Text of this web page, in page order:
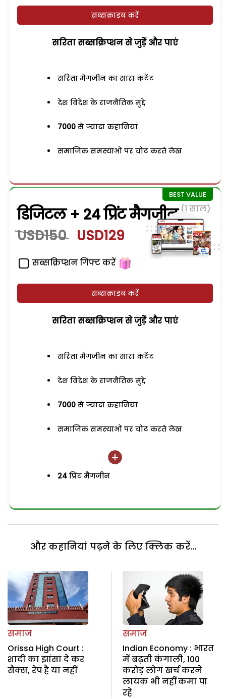
सब्सक्राइब करें
सरिता सब्सक्रिप्शन से जुड़ेें और पाएं
सरिता मैगजीन का सारा कंटेंट
देश विदेश के राजनैतिक मुद्दे
7000 से ज्यादा कहानियां
समाजिक समस्याओं पर चोट करते लेख
डिजिटल + 24 प्रिंट मैगजीन (1 साल)
USD150 USD129
सब्सक्रिप्शन गिफ्ट करें
सब्सक्राइब करें
सरिता सब्सक्रिप्शन से जुड़ेें और पाएं
सरिता मैगजीन का सारा कंटेंट
देश विदेश के राजनैतिक मुद्दे
7000 से ज्यादा कहानियां
समाजिक समस्याओं पर चोट करते लेख
24 प्रिंट मैगजीन
और कहानियां पढ़ने के लिए क्लिक करें...
समाज
Orissa High Court :
शादी का झांसा दे कर
सैक्स, रेप है या नहीं
समाज
Indian Economy : भारत
में बढ़ती कंगाली, 100
करोड़ लोग खर्च करने
लायक भी नहीं कमा पा
रहे